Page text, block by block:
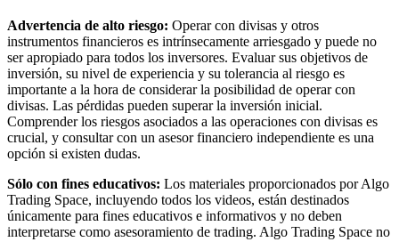
Advertencia de alto riesgo: Operar con divisas y otros
instrumentos financieros es intrínsecamente arriesgado y puede no
ser apropiado para todos los inversores. Evaluar sus objetivos de
inversión, su nivel de experiencia y su tolerancia al riesgo es
importante a la hora de considerar la posibilidad de operar con
divisas. Las pérdidas pueden superar la inversión inicial.
Comprender los riesgos asociados a las operaciones con divisas es
crucial, y consultar con un asesor financiero independiente es una
opción si existen dudas.
Sólo con fines educativos: Los materiales proporcionados por Algo
Trading Space, incluyendo todos los videos, están destinados
únicamente para fines educativos e informativos y no deben
interpretarse como asesoramiento de trading. Algo Trading Space no